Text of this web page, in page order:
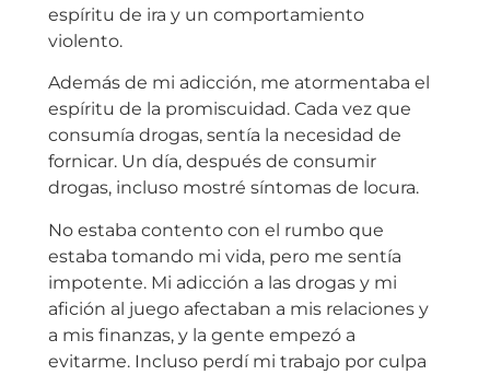
espíritu de ira y un comportamiento
violento.
Además de mi adicción, me atormentaba el
espíritu de la promiscuidad. Cada vez que
consumía drogas, sentía la necesidad de
fornicar. Un día, después de consumir
drogas, incluso mostré síntomas de locura.
No estaba contento con el rumbo que
estaba tomando mi vida, pero me sentía
impotente. Mi adicción a las drogas y mi
afición al juego afectaban a mis relaciones y
a mis finanzas, y la gente empezó a
evitarme. Incluso perdí mi trabajo por culpa